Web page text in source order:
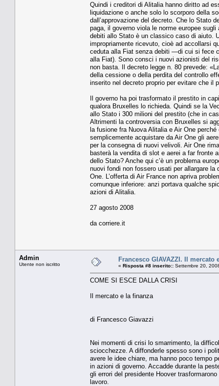
Quindi i creditori di Alitalia hanno diritto ad
liquidazione o anche solo lo scorporo della
dall’approvazione del decreto. Che lo Stato
paga, il governo viola le norme europee
debiti allo Stato è un classico caso di aiuto.
impropriamente ricevuto, cioè ad accollarsi
ceduta alla Fiat senza debiti —di cui si fece
alla Fiat). Sono consci i nuovi azionisti del
non basta. Il decreto legge n. 80 prevede:
della cessione o della perdita del controllo
inserito nel decreto proprio per evitare che il
Il governo ha poi trasformato il prestito in
qualora Bruxelles lo richieda. Quindi se la
allo Stato i 300 milioni del prestito (che in
Altrimenti la controversia con Bruxelles si
la fusione fra Nuova Alitalia e Air One
semplicemente acquistare da Air One gli
per la consegna di nuovi velivoli. Air One
basterà la vendita di slot e aerei a far fronte
dello Stato? Anche qui c’è un problema
nuovi fondi non fossero usati per allargare
One. L’offerta di Air France non apriva
comunque inferiore: anzi portava qualche
azioni di Alitalia.
27 agosto 2008
da corriere.it
Admin
Utente non iscritto
Francesco GIAVAZZI. Il mercato
« Risposta #8 inserito:: Settembre 20,
COME SI ESCE DALLA CRISI
Il mercato e la finanza
di Francesco Giavazzi
Nei momenti di crisi lo smarrimento, la
sciocchezze. A diffonderle spesso sono i
avere le idee chiare, ma hanno poco tempo
in azioni di governo. Accadde durante la
gli errori del presidente Hoover
lavoro.